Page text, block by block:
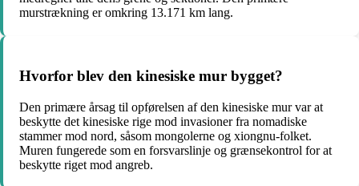
murstrækning er omkring 13.171 km lang.
Hvorfor blev den kinesiske mur bygget?
Den primære årsag til opførelsen af den kinesiske mur var at
beskytte det kinesiske rige mod invasioner fra nomadiske
stammer mod nord, såsom mongolerne og xiongnu-folket.
Muren fungerede som en forsvarslinje og grænsekontrol for at
beskytte riget mod angreb.